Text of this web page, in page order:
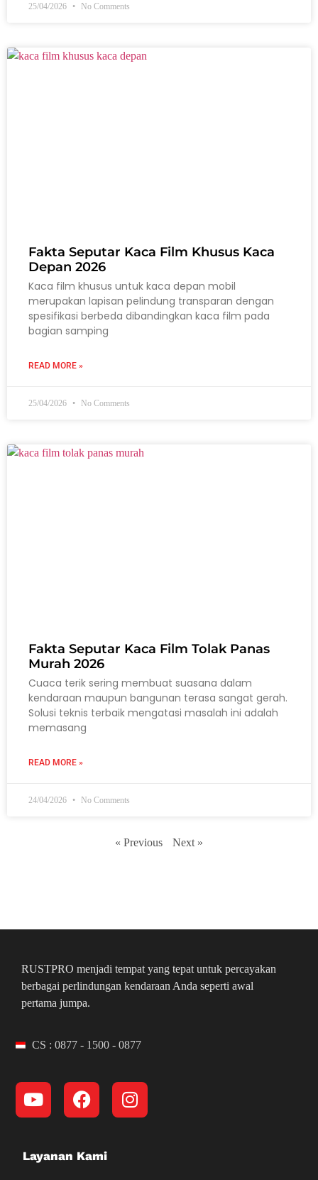
25/04/2026 No Comments
Fakta Seputar Kaca Film Khusus Kaca
Depan 2026
Kaca film khusus untuk kaca depan mobil
merupakan lapisan pelindung transparan dengan
spesifikasi berbeda dibandingkan kaca film pada
bagian samping
READ MORE »
25/04/2026 No Comments
Fakta Seputar Kaca Film Tolak Panas
Murah 2026
Cuaca terik sering membuat suasana dalam
kendaraan maupun bangunan terasa sangat gerah.
Solusi teknis terbaik mengatasi masalah ini adalah
memasang
READ MORE »
24/04/2026 No Comments
« Previous Next »
RUSTPRO menjadi tempat yang tepat untuk percayakan
berbagai perlindungan kendaraan Anda seperti awal
pertama jumpa.
CS : 0877 - 1500 - 0877
Layanan Kami